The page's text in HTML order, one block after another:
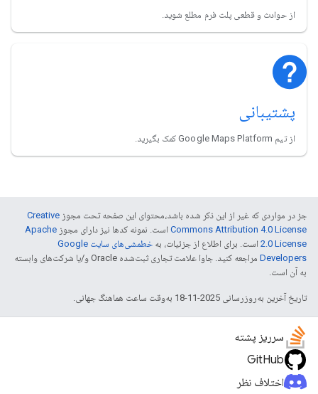
از حوادث و قطعی پلت فرم مطلع شوید.
پشتیبانی
از تیم Google Maps Platform کمک بگیرید.
جز در مواردی که غیر از این ذکر شده باشد،‌محتوای این صفحه تحت مجوز Creative
Commons Attribution 4.0 License است. نمونه کدها نیز دارای مجوز Apache
2.0 License است. برای اطلاع از جزئیات، به
خطمشی‌های سایت Google
Developers‏
مراجعه کنید. جاوا علامت تجاری ثبت‌شده Oracle و/یا شرکت‌های وابسته
به آن است.
تاریخ آخرین به‌روزرسانی 2025-11-18 به‌وقت ساعت هماهنگ جهانی.
سرریز پشته
GitHub
اختلاف نظر